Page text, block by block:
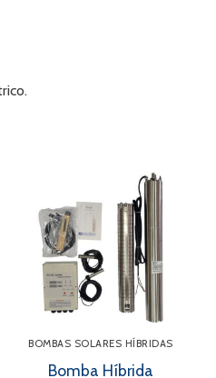
BOMBAS SOLARES HÍBRIDAS
Bomba Híbrida